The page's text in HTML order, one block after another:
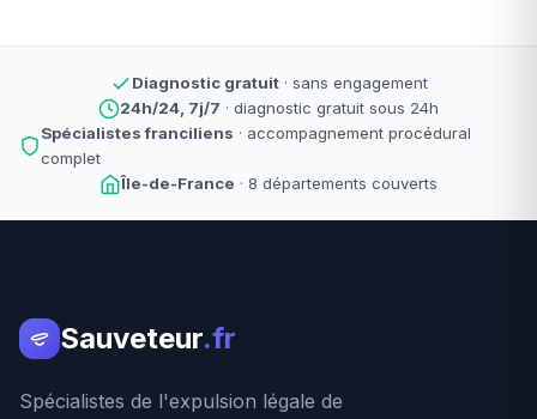
Diagnostic gratuit· sans engagement
24h/24, 7j/7 · diagnostic gratuit sous 24h
Spécialistes franciliens · accompagnement procédural
complet
Île-de-France · 8 départements couverts
Sauveteur.fr
Spécialistes de l'expulsion légale de